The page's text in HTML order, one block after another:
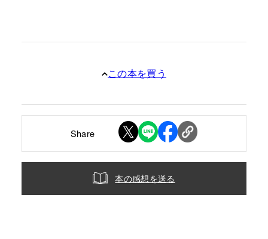
この本を買う
Share
本の感想を送る